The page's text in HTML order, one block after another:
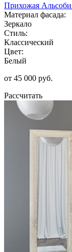
Прихожая
Материал фасада:
Зеркало
Стиль:
Классический
Цвет:
Белый
от 45 000 руб.
Рассчитать